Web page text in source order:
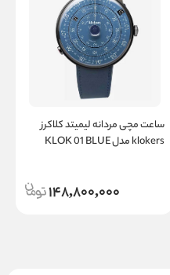
ساعت مچی مردانه لیمیتد کلاکرز
klokers مدل KLOK 01 BLUE
148,800,000